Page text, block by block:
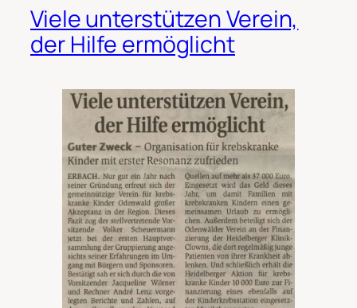
Viele unterstützen Verein,
der Hilfe ermöglicht